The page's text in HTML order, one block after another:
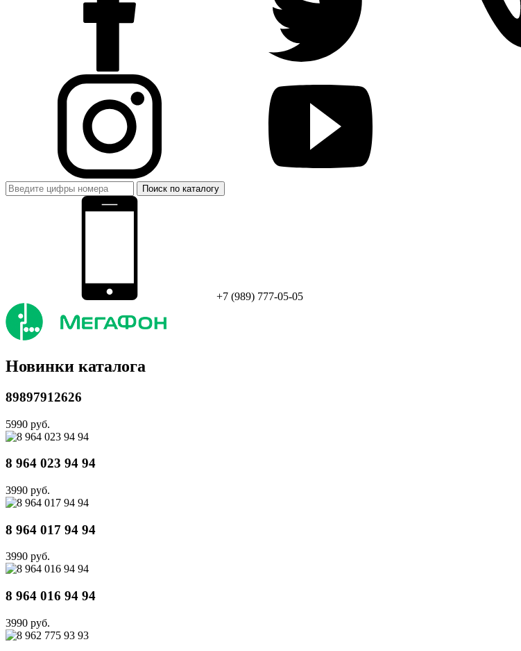
Поиск по каталогу
+7 (989) 777-05-05
Новинки каталога
89897912626
5990 руб.
8 964 023 94 94
3990 руб.
8 964 017 94 94
3990 руб.
8 964 016 94 94
3990 руб.